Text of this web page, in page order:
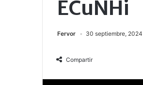
ECuNHi
Fervor 30 septiembre, 2024
Compartir